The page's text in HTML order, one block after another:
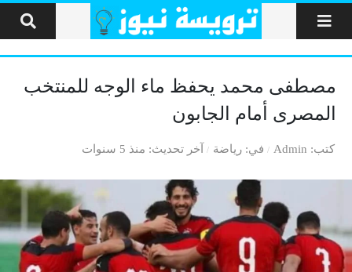
التخطي إلى المحتوى
مصطفى محمد يحفظ ماء الوجه للمنتخب
المصرى أمام الجابون
كتب Admin في رياضة آخر تحديث منذ 5 سنوات